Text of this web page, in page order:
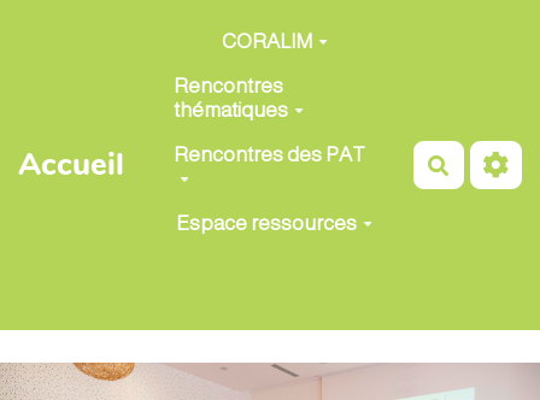
Aller au contenu principal
Accueil
CORALIM
Rencontres
thématiques
Rencontres des PAT
Espace ressources